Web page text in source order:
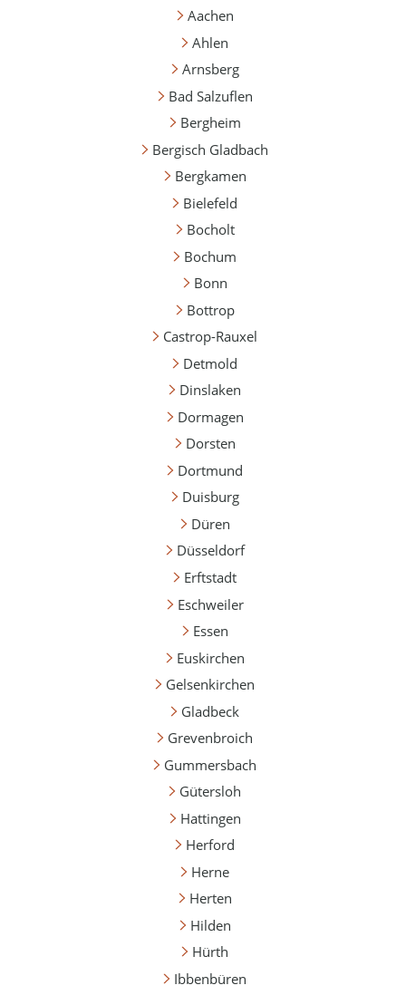
Aachen
Ahlen
Arnsberg
Bad Salzuflen
Bergheim
Bergisch Gladbach
Bergkamen
Bielefeld
Bocholt
Bochum
Bonn
Bottrop
Castrop-Rauxel
Detmold
Dinslaken
Dormagen
Dorsten
Dortmund
Duisburg
Düren
Düsseldorf
Erftstadt
Eschweiler
Essen
Euskirchen
Gelsenkirchen
Gladbeck
Grevenbroich
Gummersbach
Gütersloh
Hattingen
Herford
Herne
Herten
Hilden
Hürth
Ibbenbüren